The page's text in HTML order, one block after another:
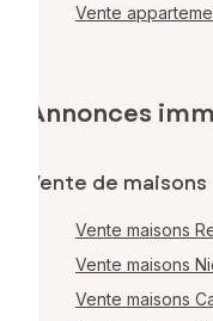
Vente
Annonces
Vente de maisons
Vente maisons
Vente maisons
Vente maisons